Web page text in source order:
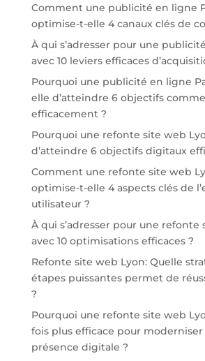
Comment une publicité en ligne
optimise-t-elle 4 canaux clés de
À qui s’adresser pour une
avec 10 leviers efficaces
Pourquoi une publicité en ligne
elle d’atteindre 6 objectifs
efficacement ?
Pourquoi une refonte site web
d’atteindre 6 objectifs digitaux
Comment une refonte site web
optimise-t-elle 4 aspects clés de
utilisateur ?
À qui s’adresser pour une refonte
avec 10 optimisations efficaces ?
Refonte site web Lyon: Quelle
étapes puissantes permet de
?
Pourquoi une refonte site web
fois plus efficace pour
présence digitale ?